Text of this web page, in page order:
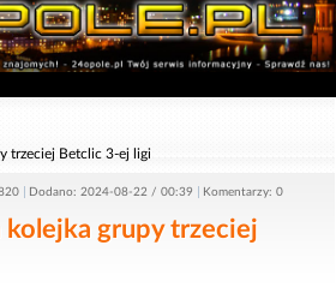
trzeciej Betclic 3-ej ligi
Dodano: 2024-08-22 / 00:39 Komentarzy: 0
kolejka grupy trzeciej